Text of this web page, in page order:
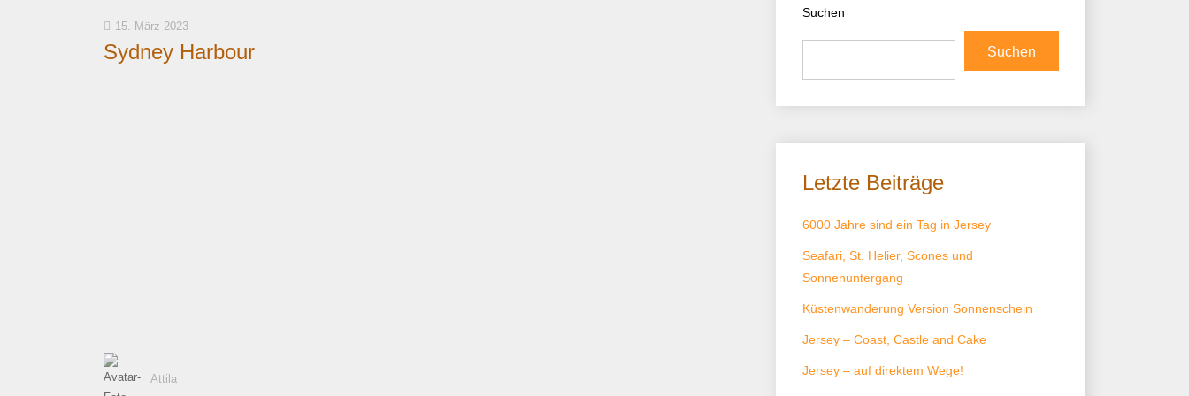
15. März 2023
Sydney Harbour
Attila
Suchen
Suchen
Letzte Beiträge
6000 Jahre sind ein Tag in Jersey
Seafari, St. Helier, Scones und
Sonnenuntergang
Küstenwanderung Version Sonnenschein
Jersey – Coast, Castle and Cake
Jersey – auf direktem Wege!